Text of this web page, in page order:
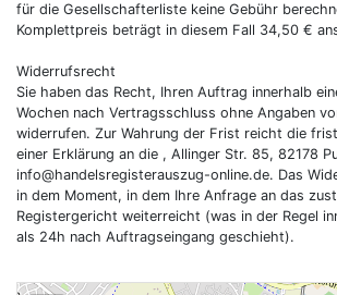
für die Gesellschafterliste keine Gebühr
Komplettpreis beträgt in diesem Fall 34,50 €
Widerrufsrecht
Sie haben das Recht, Ihren Auftrag innerhalb
Wochen nach Vertragsschluss ohne Angaben
widerrufen. Zur Wahrung der Frist reicht die
einer Erklärung an die , Allinger Str. 85, 82178
info@handelsregisterauszug-online.de. Das
in dem Moment, in dem Ihre Anfrage an das
Registergericht weiterreicht (was in der Regel
als 24h nach Auftragseingang geschieht).